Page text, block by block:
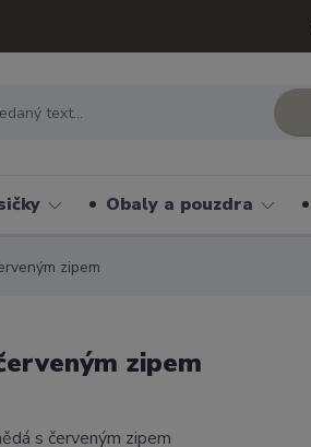
Obaly a pouzdra
zipem
zipem